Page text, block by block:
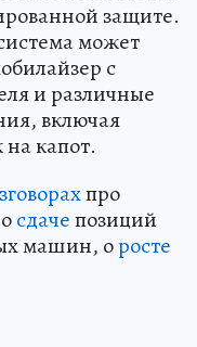
защите.
может
с
и различные
включая
капот.
про
сдачепозиций
машин, оросте